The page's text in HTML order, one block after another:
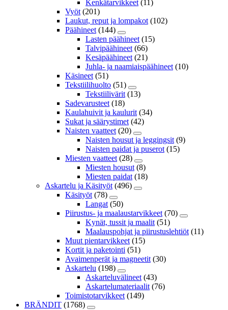
Kenkätarvikkeet (11)
Vyöt (201)
Laukut, reput ja lompakot (102)
Päähineet (144)
Lasten päähineet (15)
Talvipäähineet (66)
Kesäpäähineet (21)
Juhla- ja naamiaispäähineet (10)
Käsineet (51)
Tekstiilihuolto (51)
Tekstiilivärit (13)
Sadevarusteet (18)
Kaulahuivit ja kaulurit (34)
Sukat ja säärystimet (42)
Naisten vaatteet (20)
Naisten housut ja leggingsit (9)
Naisten paidat ja puserot (15)
Miesten vaatteet (28)
Miesten housut (8)
Miesten paidat (18)
Askartelu ja Käsityöt (496)
Käsityöt (78)
Langat (50)
Piirustus- ja maalaustarvikkeet (70)
Kynät, tussit ja maalit (51)
Maalauspohjat ja piirustuslehtiöt (11)
Muut pientarvikkeet (15)
Kortit ja paketointi (51)
Avaimenperät ja magneetit (30)
Askartelu (198)
Askarteluvälineet (43)
Askartelumateriaalit (76)
Toimistotarvikkeet (149)
BRÄNDIT (1768)